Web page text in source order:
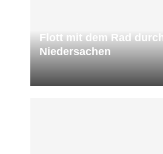
Flott mit dem Rad durch
Niedersachen